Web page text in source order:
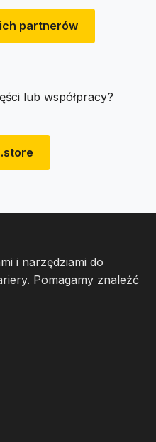
partnerów
lub współpracy?
i narzędziami do
Pomagamy znaleźć